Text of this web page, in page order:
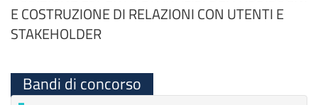
E COSTRUZIONE DI RELAZIONI CON UTENTI E
STAKEHOLDER
Bandi di concorso